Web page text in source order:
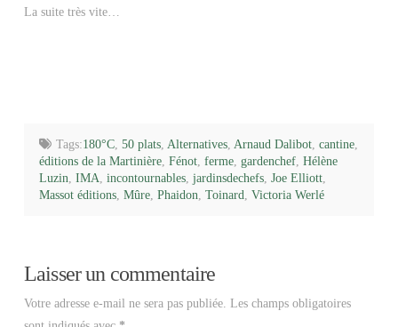
La suite très vite…
Tags:180°C, 50 plats, Alternatives, Arnaud Dalibot, cantine,
éditions de la Martinière,Fénot,ferme,gardenchef,Hélène
Luzin,IMA,incontournables,jardinsdechefs,Joe Elliott,
Massot éditions,Mûre,Phaidon,Toinard,Victoria Werlé
Laisser un commentaire
Votre adresse e-mail ne sera pas publiée. Les champs obligatoires